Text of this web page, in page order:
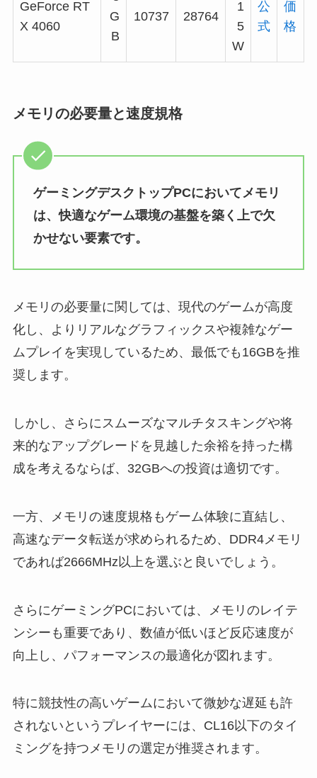
GeForce RT
X 4060
G
B
10737 28764
1
5
W
公
式
価
格
メモリの必要量と速度規格
ゲーミングデスクトップPCにおいてメモリ
は、快適なゲーム環境の基盤を築く上で欠
かせない要素です。
メモリの必要量に関しては、現代のゲームが高度
化し、よりリアルなグラフィックスや複雑なゲー
ムプレイを実現しているため、最低でも16GBを推
奨します。
しかし、さらにスムーズなマルチタスキングや将
来的なアップグレードを見越した余裕を持った構
成を考えるならば、32GBへの投資は適切です。
一方、メモリの速度規格もゲーム体験に直結し、
高速なデータ転送が求められるため、DDR4メモリ
であれば2666MHz以上を選ぶと良いでしょう。
さらにゲーミングPCにおいては、メモリのレイテ
ンシーも重要であり、数値が低いほど反応速度が
向上し、パフォーマンスの最適化が図れます。
特に競技性の高いゲームにおいて微妙な遅延も許
されないというプレイヤーには、CL16以下のタイ
ミングを持つメモリの選定が推奨されます。